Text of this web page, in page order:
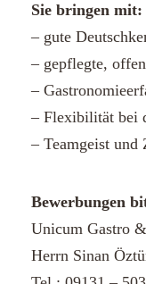
Sie bringen mit:
– gute
– gepflegte,
–
– Flexibilität bei
– Teamgeist und
Bewerbungen
Unicum Gastro
Herrn Sinan